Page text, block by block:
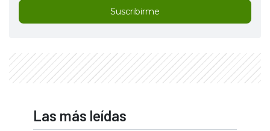
Suscribirme
Las más leídas